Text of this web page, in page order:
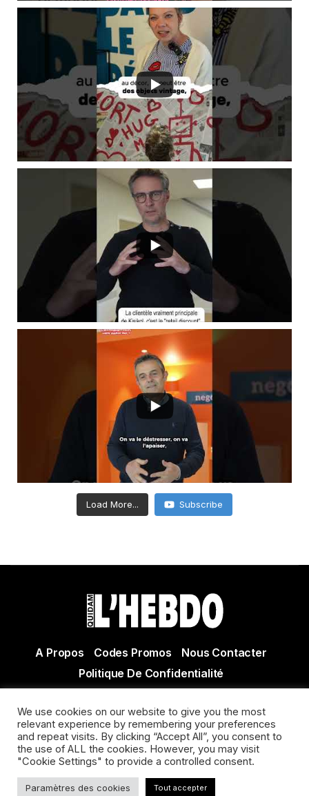
Load More... Subscribe
A Propos Codes Promos
Nous Contacter
Politique De Confidentialité
Actualité Agen - Actualité en lot et Garonne - Actualité
Villeneuve sur Lot
We use cookies on our website to give you the most
relevant experience by remembering your preferences
and repeat visits. By clicking “Accept All”, you consent to
the use of ALL the cookies. However, you may visit
"Cookie Settings" to provide a controlled consent.
Paramètres des cookies Tout accepter